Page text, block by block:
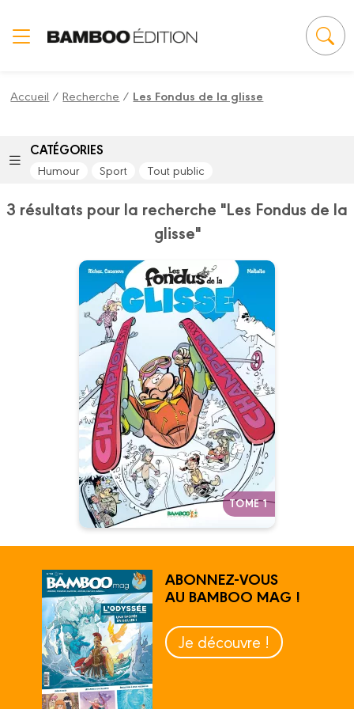
Accueil /Recherche / Les Fondus de la glisse
CATÉGORIES
Humour Sport Tout public
3 résultats pour la recherche "Les Fondus de la
glisse"
TOME 1
Les Fondus de la
glisse
Tome 01
Date de parution :
19/11/2008
Autres tomes
ABONNEZ-VOUS
AU BAMBOO MAG !
Je découvre !